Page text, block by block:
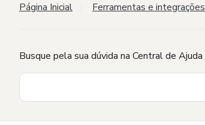
Página Inicial Ferramentas e integrações
Busque pela sua dúvida na Central de Ajuda